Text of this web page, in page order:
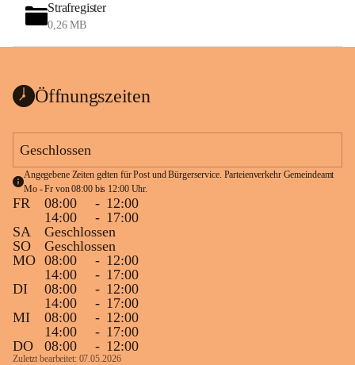
Strafregister
0,26 MB
Öffnungszeiten
Geschlossen
Angegebene Zeiten gelten für Post und Bürgerservice. Parteienverkehr Gemeindeamt
Mo - Fr von 08:00 bis 12:00 Uhr.
FR 08:00 - 12:00
14:00
- 17:00
SA
Geschlossen
SO
Geschlossen
MO 08:00 - 12:00
14:00
- 17:00
DI
08:00 - 12:00
14:00
- 17:00
MI
08:00 - 12:00
14:00
- 17:00
DO
08:00 - 12:00
Zuletzt bearbeitet: 07.05.2026